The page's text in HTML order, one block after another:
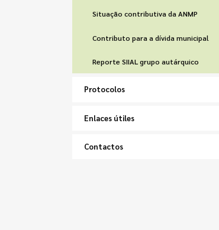
Situação contributiva da ANMP
Contributo para a dívida municipal
Reporte SIIAL grupo autárquico
Protocolos
Enlaces útiles
Contactos